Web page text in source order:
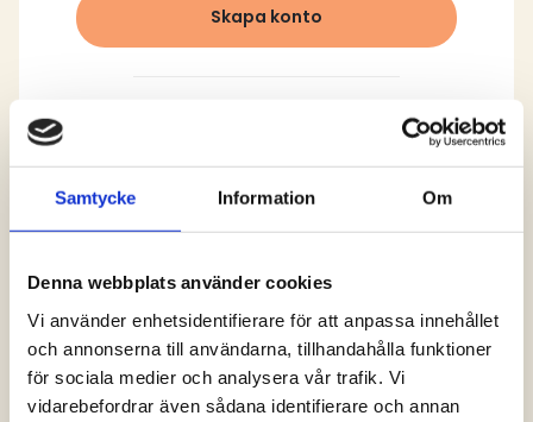
Samtycke Information Om
Denna webbplats använder cookies
Vi använder enhetsidentifierare för att anpassa innehållet
och annonserna till användarna, tillhandahålla funktioner
för sociala medier och analysera vår trafik. Vi
vidarebefordrar även sådana identifierare och annan
Skapa konto
Logga in och ta del av allt som vår hemsida
har att erbjuda. Saknar du dina uppgifter?
lösenord” alternativt kontakta oss så hjälper
vi dig!
Logga in